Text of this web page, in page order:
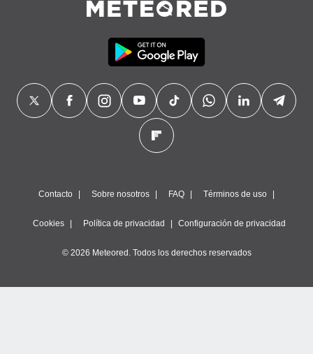
Contacto Sobre nosotros FAQ Términos de uso
Cookies Política de privacidad Configuración de privacidad
© 2026 Meteored. Todos los derechos reservados